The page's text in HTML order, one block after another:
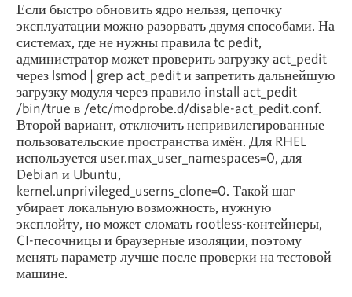
Если быстро обновить ядро нельзя, цепочку
эксплуатации можно разорвать двумя способами. На
системах, где не нужны правила tc pedit,
администратор может проверить загрузку act_pedit
через lsmod | grep act_pedit и запретить дальнейшую
загрузку модуля через правило install act_pedit
/bin/true в /etc/modprobe.d/disable-act_pedit.conf.
Второй вариант, отключить непривилегированные
пользовательские пространства имён. Для RHEL
используется user.max_user_namespaces=0, для
Debian и Ubuntu,
kernel.unprivileged_userns_clone=0. Такой шаг
убирает локальную возможность, нужную
эксплойту, но может сломать rootless-контейнеры,
CI-песочницы и браузерные изоляции, поэтому
менять параметр лучше после проверки на тестовой
машине.